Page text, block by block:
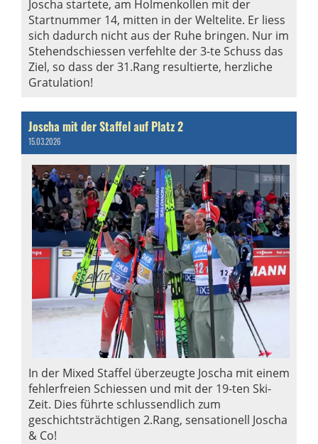
Joscha startete, am Holmenkollen mit der
Startnummer 14, mitten in der Weltelite. Er liess
sich dadurch nicht aus der Ruhe bringen. Nur im
Stehendschiessen verfehlte der 3-te Schuss das
Ziel, so dass der 31.Rang resultierte, herzliche
Gratulation!
Joscha mit der Staffel auf Platz 2
15.03.2026
In der Mixed Staffel überzeugte Joscha mit einem
fehlerfreien Schiessen und mit der 19-ten Ski-
Zeit. Dies führte schlussendlich zum
geschichtsträchtigen 2.Rang, sensationell Joscha
& Co!